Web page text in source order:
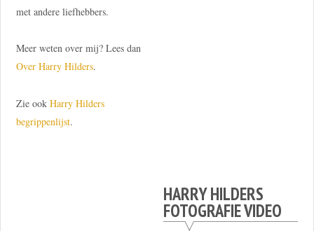
met andere liefhebbers.
Meer weten over mij? Lees dan
Over Harry Hilders.
Zie ook Harry Hilders
begrippenlijst.
HARRY HILDERS
FOTOGRAFIE VIDEO